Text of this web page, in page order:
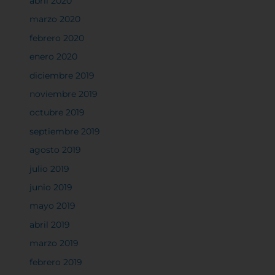
marzo 2020
febrero 2020
enero 2020
diciembre 2019
noviembre 2019
octubre 2019
septiembre 2019
agosto 2019
julio 2019
junio 2019
mayo 2019
abril 2019
marzo 2019
febrero 2019
experiencia en el sitio y los servicios que podemos
ofrecer.Más información
Sistema de personalización de cookies
Cookies de funcionalidad